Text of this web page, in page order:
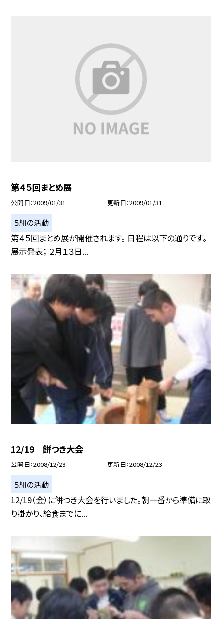
第４５回まとめ展
公開日 2009/01/31 更新日 2009/01/31
５組の活動
第４５回まとめ展が開催されます。 日程は以下の通りです。
展示発表； ２月１３日...
12/19 餅つき大会
公開日 2008/12/23 更新日 2008/12/23
５組の活動
12/19（金）に餅つき大会を行いました。朝一番から準備に取
り掛かり、給食までに...